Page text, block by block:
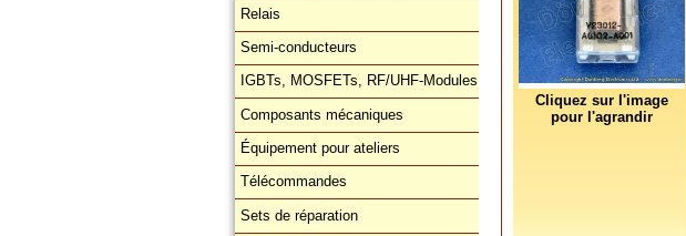
Relais
Semi-conducteurs
IGBTs, MOSFETs, RF/UHF-Modules
Composants mécaniques
Équipement pour ateliers
Télécommandes
Sets de réparation
Cliquez sur l'image
pour l'agrandir